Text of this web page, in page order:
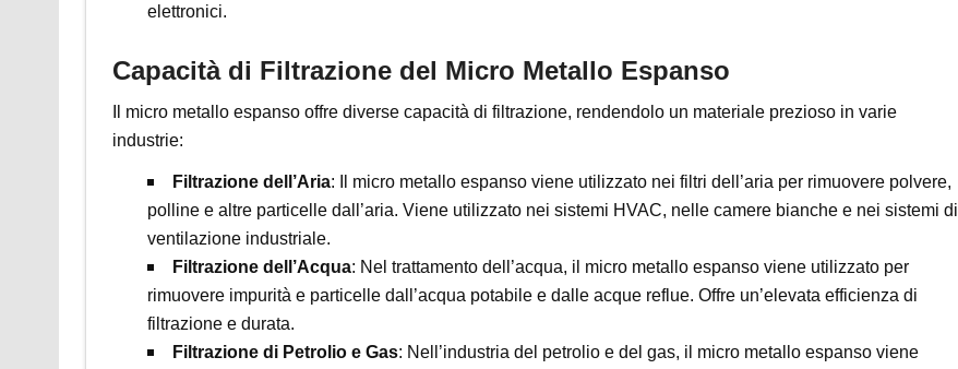
elettronici.
Capacità di Filtrazione del Micro Metallo Espanso
Il micro metallo espanso offre diverse capacità di filtrazione, rendendolo un materiale prezioso in varie
industrie:
Filtrazione dell’Aria: Il micro metallo espanso viene utilizzato nei filtri dell’aria per rimuovere polvere,
polline e altre particelle dall’aria. Viene utilizzato nei sistemi HVAC, nelle camere bianche e nei sistemi di
ventilazione industriale.
Filtrazione dell’Acqua: Nel trattamento dell’acqua, il micro metallo espanso viene utilizzato per
rimuovere impurità e particelle dall’acqua potabile e dalle acque reflue. Offre un’elevata efficienza di
filtrazione e durata.
Filtrazione di Petrolio e Gas: Nell’industria del petrolio e del gas, il micro metallo espanso viene